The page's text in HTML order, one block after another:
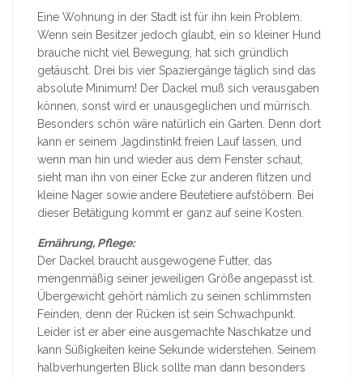
Eine Wohnung in der Stadt ist für ihn kein Problem.
Wenn sein Besitzer jedoch glaubt, ein so kleiner Hund
brauche nicht viel Bewegung, hat sich gründlich
getäuscht. Drei bis vier Spaziergänge täglich sind das
absolute Minimum! Der Dackel muß sich verausgaben
können, sonst wird er unausgeglichen und mürrisch.
Besonders schön wäre natürlich ein Garten. Denn dort
kann er seinem Jagdinstinkt freien Lauf lassen, und
wenn man hin und wieder aus dem Fenster schaut,
sieht man ihn von einer Ecke zur anderen flitzen und
kleine Nager sowie andere Beutetiere aufstöbern. Bei
dieser Betätigung kommt er ganz auf seine Kosten.
Ernährung, Pflege:
Der Dackel braucht ausgewogene Futter, das
mengenmäßig seiner jeweiligen Größe angepasst ist.
Übergewicht gehört nämlich zu seinen schlimmsten
Feinden, denn der Rücken ist sein Schwachpunkt.
Leider ist er aber eine ausgemachte Naschkatze und
kann Süßigkeiten keine Sekunde widerstehen. Seinem
halbverhungerten Blick sollte man dann besonders